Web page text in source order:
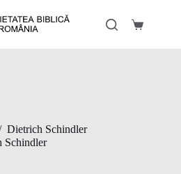
Coș
Dietrich Schindler
Schindler